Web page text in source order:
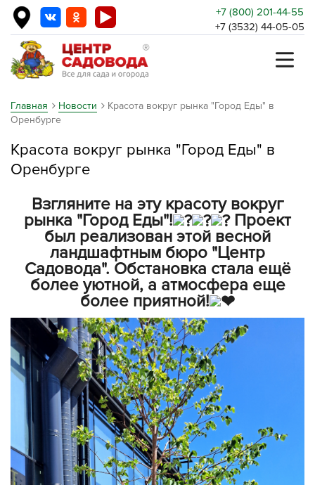
+7 (800) 201-44-55
+7 (3532) 44-05-05
Главная Новости
Красота вокруг рынка "Город Еды" в
Оренбурге
Красота вокруг рынка "Город Еды" в
Оренбурге
Взгляните на эту красоту вокруг
рынка "Город Еды"! Проект
был реализован этой весной
ландшафтным бюро "Центр
Садовода". Обстановка стала ещё
более уютной, а атмосфера еще
более приятной!